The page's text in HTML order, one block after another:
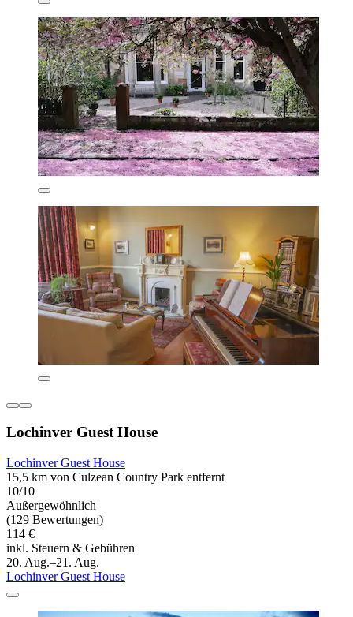
Lochinver Guest House
Lochinver Guest House
15,5 km von Culzean Country Park entfernt
10/10
Außergewöhnlich
(129 Bewertungen)
114 €
inkl. Steuern & Gebühren
20. Aug.–21. Aug.
Lochinver Guest House